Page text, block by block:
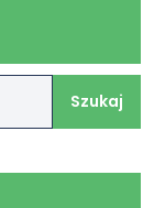
Szukaj